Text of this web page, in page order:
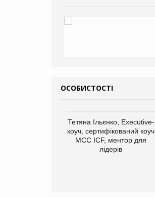
ОСОБИСТОСТІ
Тетяна Ільєнко, Executive-
коуч, сертифікований коуч
МСС ICF, ментор для
лідерів